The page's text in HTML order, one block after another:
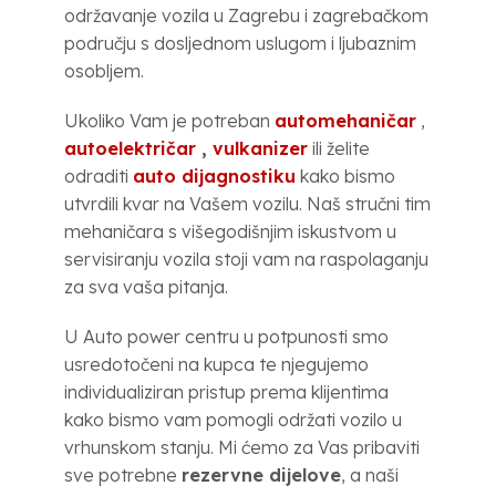
održavanje vozila u Zagrebu i zagrebačkom
području s dosljednom uslugom i ljubaznim
osobljem.
Ukoliko Vam je potreban automehaničar,
autoelektričar, vulkanizerili želite
odraditi auto dijagnostiku kako bismo
utvrdili kvar na Vašem vozilu. Naš stručni tim
mehaničara s višegodišnjim iskustvom u
servisiranju vozila stoji vam na raspolaganju
za sva vaša pitanja.
U Auto power centru u potpunosti smo
usredotočeni na kupca te njegujemo
individualiziran pristup prema klijentima
kako bismo vam pomogli održati vozilo u
vrhunskom stanju. Mi ćemo za Vas pribaviti
sve potrebne rezervne dijelove, a naši